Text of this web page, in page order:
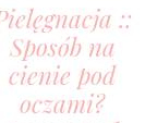
::
Sposób na
cienie pod
oczami?